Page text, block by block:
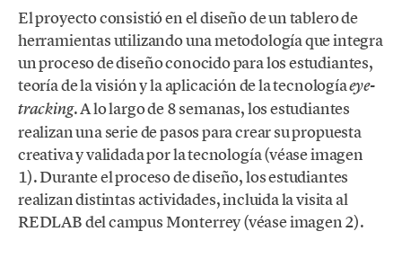
El proyecto consistió en el diseño de un tablero de
herramientas utilizando una metodología que integra
un proceso de diseño conocido para los estudiantes,
teoría de la visión y la aplicación de la tecnologíaeye-
tracking. A lo largo de 8 semanas, los estudiantes
realizan una serie de pasos para crear su propuesta
creativa y validada por la tecnología (véase imagen
1). Durante el proceso de diseño, los estudiantes
realizan distintas actividades, incluida la visita al
REDLAB del campus Monterrey (véase imagen 2).